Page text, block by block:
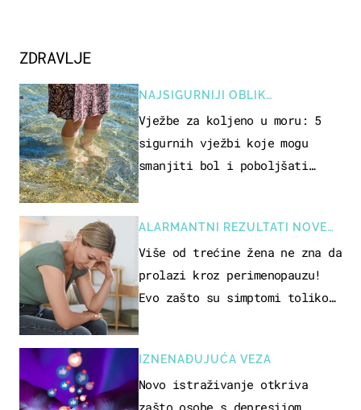
ZDRAVLJE
NAJSIGURNIJI OBLIK
REKREACIJE
Vježbe za koljeno u moru: 5
sigurnih vježbi koje mogu
smanjiti bol i poboljšati
ALARMANTNI REZULTATI NOVE
STUDIJE
Više od trećine žena ne zna da
prolazi kroz perimenopauzu!
Evo zašto su simptomi toliko
IZNENAĐUJUĆA VEZA
Novo istraživanje otkriva
zašto osobe s depresijom